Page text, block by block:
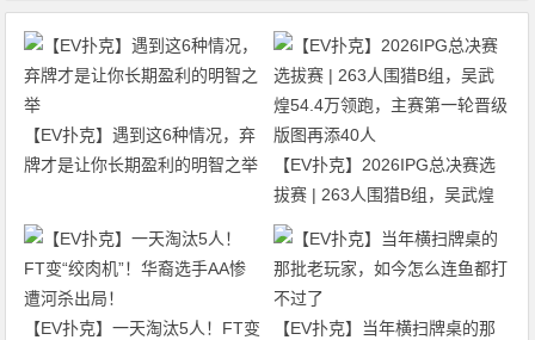
【EV扑克】遇到这6种情况，弃
牌才是让你长期盈利的明智之举
【EV扑克】2026IPG总决赛选
拔赛 | 263人围猎B组，吴武煌
54.4万领跑，主赛第一轮晋级版
【EV扑克】一天淘汰5人！FT变 【EV扑克】当年横扫牌桌的那